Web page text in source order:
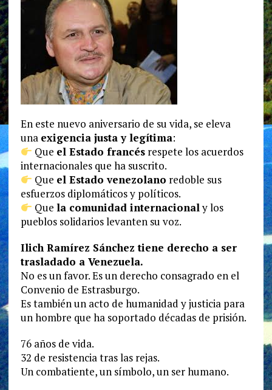
En este nuevo aniversario de su vida, se eleva
una exigencia justa y legítima:
Que el Estado francésrespete los acuerdos
internacionales que ha suscrito.
Que el Estado venezolano redoble sus
esfuerzos diplomáticos y políticos.
Que la comunidad internacionaly los
pueblos solidarios levanten su voz.
Ilich Ramírez Sánchez tiene derecho a ser
trasladado a Venezuela.
No es un favor. Es un derecho consagrado en el
Convenio de Estrasburgo.
Es también un acto de humanidad y justicia para
un hombre que ha soportado décadas de prisión.
76 años de vida.
32 de resistencia tras las rejas.
Un combatiente, un símbolo, un ser humano.